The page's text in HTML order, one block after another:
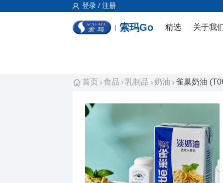
登录 / 注册
索玛Go 精选 关于我
首页 食品 乳制品 奶油 雀巢奶油